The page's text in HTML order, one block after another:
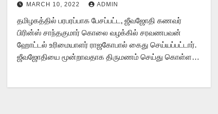
MARCH 10, 2022 ADMIN
தமிழகத்தில் பரபரப்பாக பேசப்பட்ட, ஜீவஜோதி கணவர்
பிரின்ஸ் சாந்தகுமார் கொலை வழக்கில் சரவணபவன்
ஹோட்டல் உரிமையாளர் ராஜகோபால் கைது செய்யப்பட்டார்.
ஜீவஜோதியை மூன்றாவதாக திருமணம் செய்து கொள்ள…